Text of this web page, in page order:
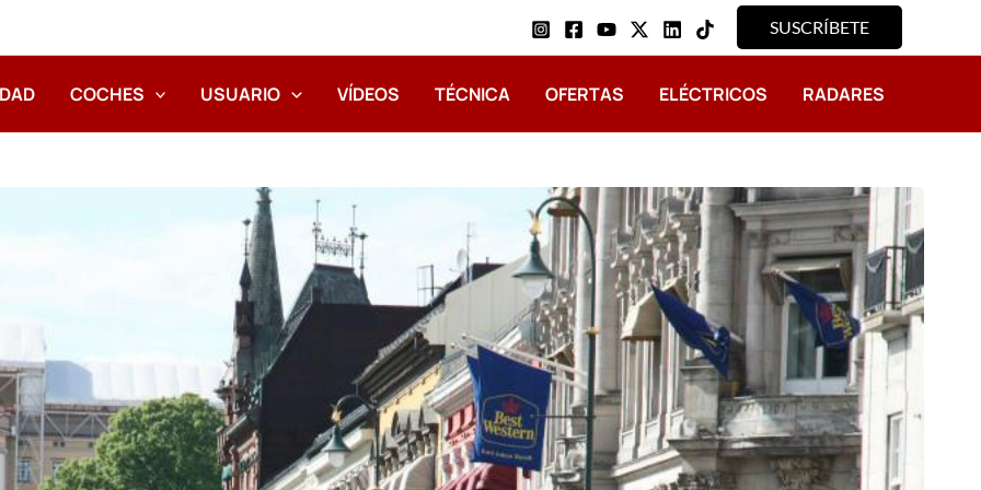
SUSCRÍBETE
COCHES USUARIO VÍDEOS TÉCNICA OFERTAS ELÉCTRICOS RADARES